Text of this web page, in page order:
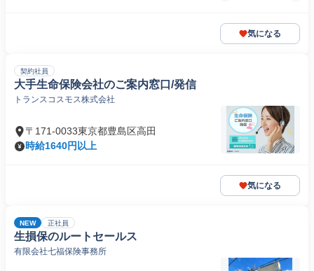
気になる
契約社員
大手生命保険会社のご案内窓口/発信
トランスコスモス株式会社
〒171-0033東京都豊島区高田
時給1640円以上
気になる
NEW 正社員
生損保のルートセールス
有限会社七福保険事務所